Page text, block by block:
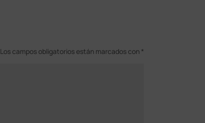
Los campos obligatorios están marcados con *